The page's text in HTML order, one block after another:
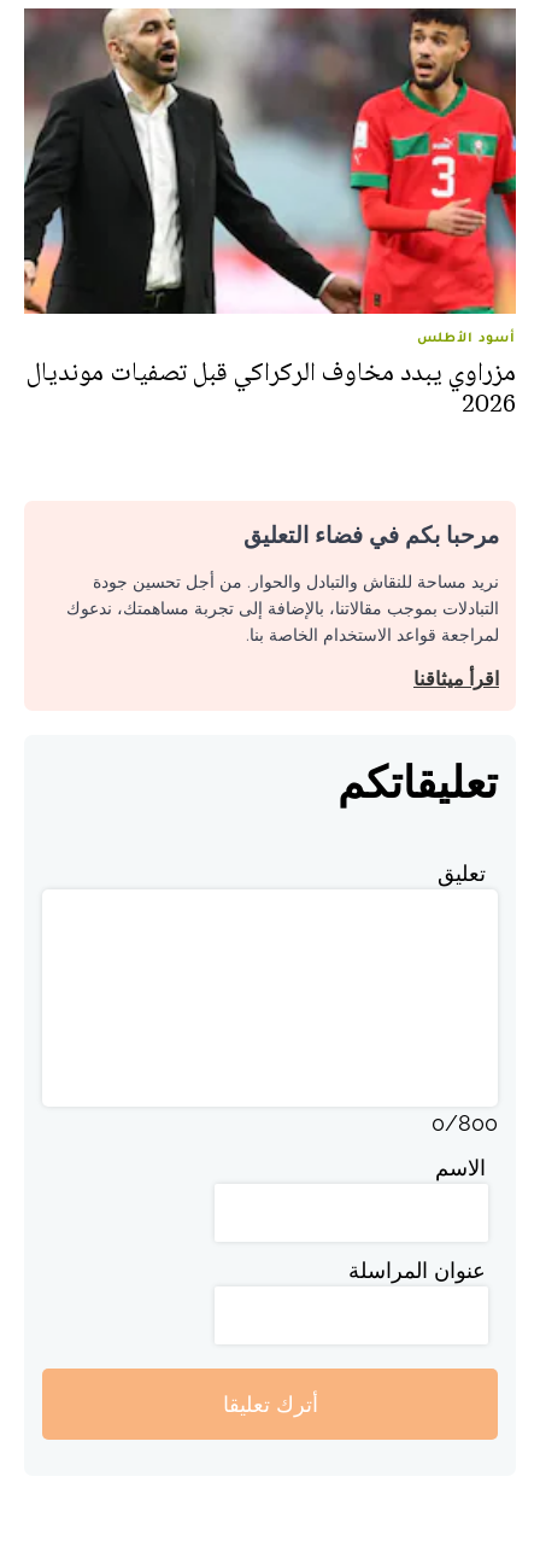
أسود الأطلس
مزراوي يبدد مخاوف الركراكي قبل تصفيات مونديال
2026
مرحبا بكم في فضاء التعليق
نريد مساحة للنقاش والتبادل والحوار. من أجل تحسين جودة
التبادلات بموجب مقالاتنا، بالإضافة إلى تجربة مساهمتك، ندعوك
لمراجعة قواعد الاستخدام الخاصة بنا.
اقرأ ميثاقنا
تعليقاتكم
تعليق
0/800
الاسم
عنوان المراسلة
أترك تعليقا